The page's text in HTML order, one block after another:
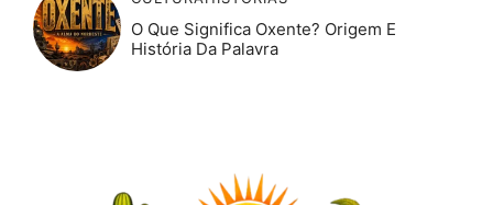
O Que Significa Oxente? Origem E
História Da Palavra